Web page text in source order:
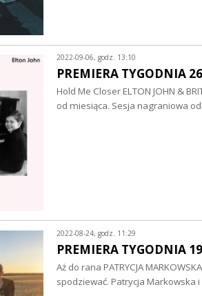
2022-09-06, godz. 13:10
PREMIERA TYGODNIA
Hold Me Closer ELTON JOHN &
od miesiąca. Sesja nagraniowa
2022-08-24, godz. 11:29
PREMIERA TYGODNIA
Aż do rana PATRYCJA
spodziewać. Patrycja Markowska